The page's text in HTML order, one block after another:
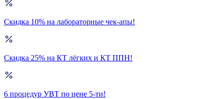
Скидка 10% на лабораторные чек-апы!
Скидка 25% на КТ лёгких и КТ ППН!
6 процедур УВТ по цене 5-ти!